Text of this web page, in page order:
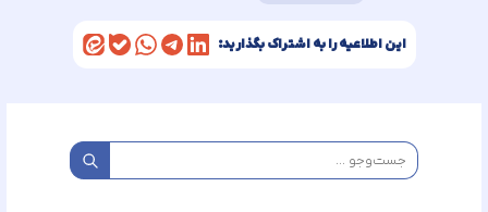
این اطلاعیه را به اشتراک بگذارید: